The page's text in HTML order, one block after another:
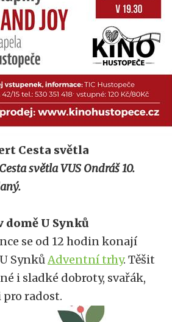
Cesta světla
světla VUS Ondráš 10.
U Synků
se od 12 hodin konají
SynkůAdventní trhy. Těšit
i sladké dobroty, svařák,
radost.